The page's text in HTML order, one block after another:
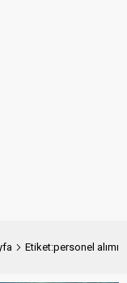
Etiket:personel alımı